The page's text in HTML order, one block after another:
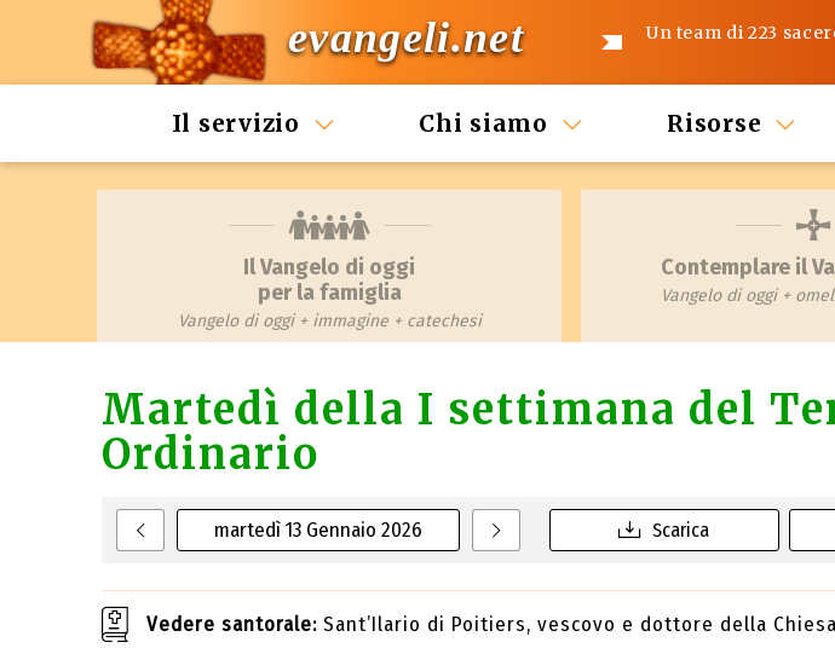
evangeli.net Un team di 223
Il servizio Chi siamo Risorse
Il Vangelo di oggi
per la famiglia
Vangelo di oggi + immagine + catechesi
Contemplare il
Vangelo di oggi +
martedì 13 Gennaio 2026
Vedere santorale: Sant’Ilario di Poitiers, vescovo e dottore della Chiesa
Martedì della I settimana del
Ordinario
Scarica